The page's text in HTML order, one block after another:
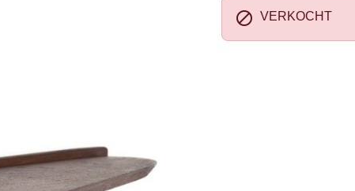
 VERKOCHT